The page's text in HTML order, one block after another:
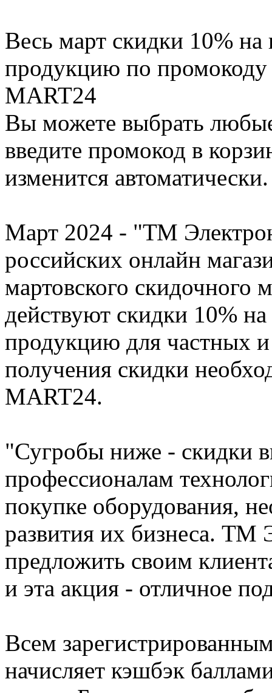
Весь март скидки 10%
продукцию по промокоду
MART24
Вы можете выбрать
введите промокод в
изменится автоматически.
Март 2024 - "ТМ
российских онлайн
мартовского скидочного
действуют скидки 10%
продукцию для частных
получения скидки
MART24.
"Сугробы ниже - скидки
профессионалам
покупке оборудования,
развития их бизнеса. ТМ
предложить своим
и эта акция - отличное
Всем
начисляет кэшбэк